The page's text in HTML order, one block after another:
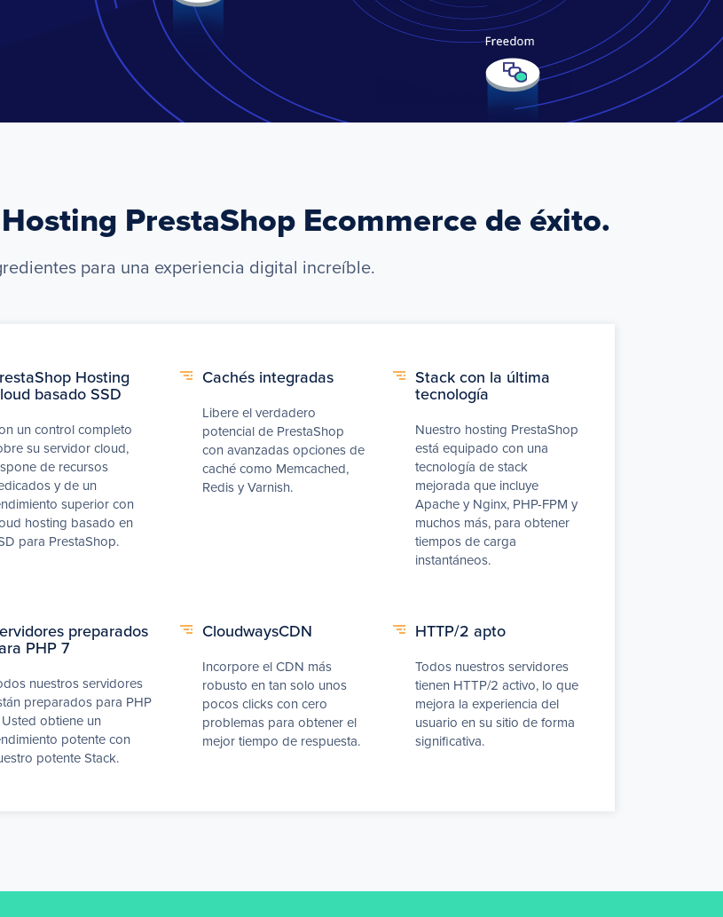
PrestaShop Ecommerce de éxito.
para una experiencia digital increíble.
Hosting
basado SSD
un control completo
su servidor cloud,
de recursos
y de un
superior con
hosting basado en
para PrestaShop.
Cachés integradas
Libere el verdadero
potencial de PrestaShop
con avanzadas opciones de
caché como Memcached,
Redis y Varnish.
Stack con la última
tecnología
Nuestro hosting PrestaShop
está equipado con una
tecnología de stack
mejorada que incluye
Apache y Nginx, PHP-FPM y
muchos más, para obtener
tiempos de carga
instantáneos.
preparados
PHP 7
nuestros servidores
preparados para PHP
Usted obtiene un
potente con
potente Stack.
CloudwaysCDN
Incorpore el CDN más
robusto en tan solo unos
pocos clicks con cero
problemas para obtener el
mejor tiempo de respuesta.
HTTP/2 apto
Todos nuestros servidores
tienen HTTP/2 activo, lo que
mejora la experiencia del
usuario en su sitio de forma
significativa.